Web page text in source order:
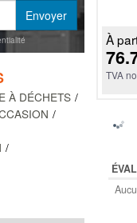
À DÉCHETS
À
TVA